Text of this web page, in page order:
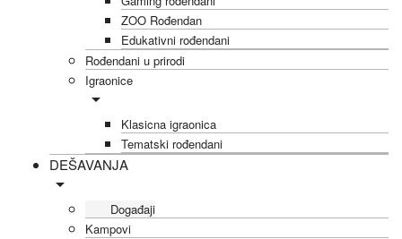
ZOO Rođendan
Edukativni rođendani
Rođendani u prirodi
Igraonice
Klasicna igraonica
Tematski rođendani
DEŠAVANJA
Događaji
Kampovi